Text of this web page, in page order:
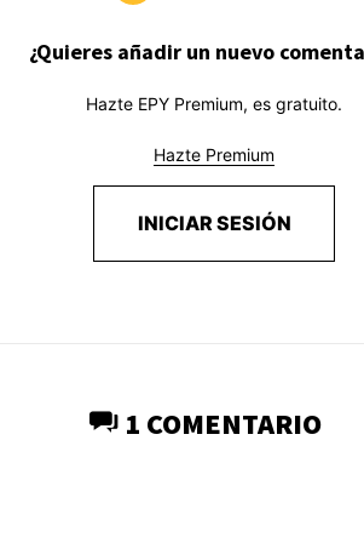
¿Quieres añadir un nuevo
Hazte EPY Premium, es gratuito.
Hazte Premium
INICIAR SESIÓN
1 COMENTARIO